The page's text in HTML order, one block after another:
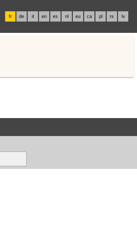
fr de it en es nl eu ca pl rs lv